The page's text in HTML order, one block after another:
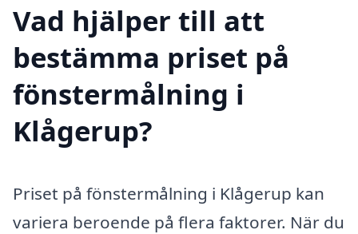
Vad hjälper till att
bestämma priset på
fönstermålning i
Klågerup?
Priset på fönstermålning i Klågerup kan
variera beroende på flera faktorer. När du